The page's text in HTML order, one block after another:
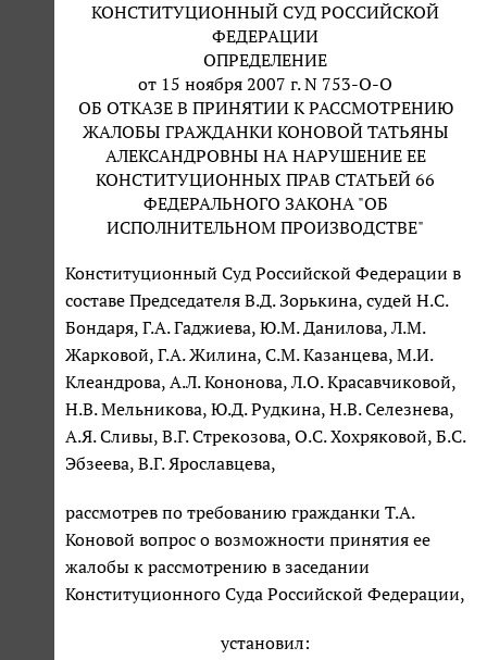
КОНСТИТУЦИОННЫЙ СУД РОССИЙСКОЙ
ФЕДЕРАЦИИ
ОПРЕДЕЛЕНИЕ
от 15 ноября 2007 г. N 753-О-О
ОБ ОТКАЗЕ В ПРИНЯТИИ К РАССМОТРЕНИЮ
ЖАЛОБЫ ГРАЖДАНКИ КОНОВОЙ ТАТЬЯНЫ
АЛЕКСАНДРОВНЫ НА НАРУШЕНИЕ ЕЕ
КОНСТИТУЦИОННЫХ ПРАВ СТАТЬЕЙ 66
ФЕДЕРАЛЬНОГО ЗАКОНА "ОБ
ИСПОЛНИТЕЛЬНОМ ПРОИЗВОДСТВЕ"
Конституционный Суд Российской Федерации в
составе Председателя В.Д. Зорькина, судей Н.С.
Бондаря, Г.А. Гаджиева, Ю.М. Данилова, Л.М.
Жарковой, Г.А. Жилина, С.М. Казанцева, М.И.
Клеандрова, А.Л. Кононова, Л.О. Красавчиковой,
Н.В. Мельникова, Ю.Д. Рудкина, Н.В. Селезнева,
А.Я. Сливы, В.Г. Стрекозова, О.С. Хохряковой, Б.С.
Эбзеева, В.Г. Ярославцева,
рассмотрев по требованию гражданки Т.А.
Коновой вопрос о возможности принятия ее
жалобы к рассмотрению в заседании
Конституционного Суда Российской Федерации,
установил: